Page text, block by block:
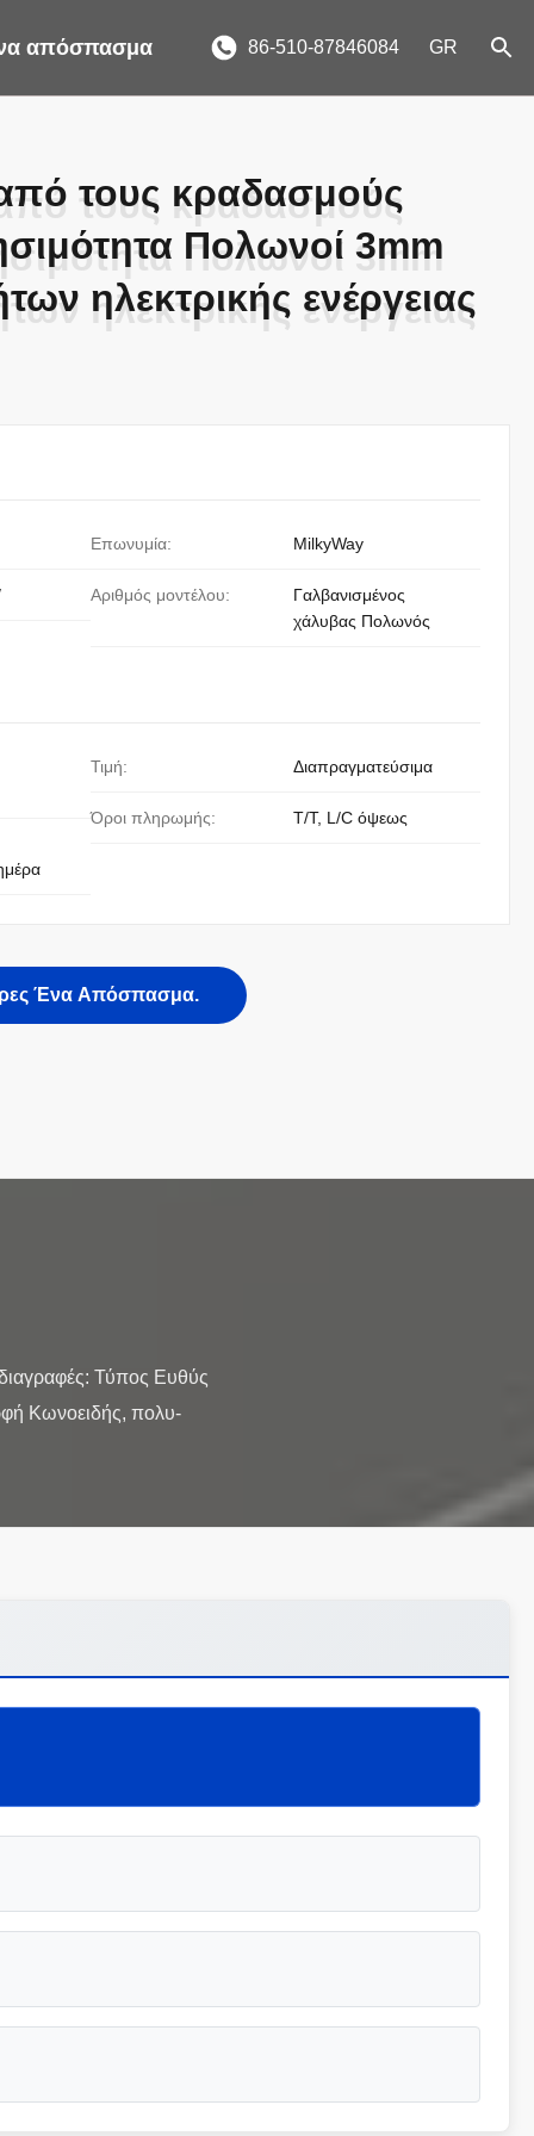
απόσπασμα 86-510-87846084 GR
τους κραδασμούς
Πολωνοί 3mm
ηλεκτρικής ενέργειας
τους κραδασμούς
Πολωνοί 3mm
ηλεκτρικής ενέργειας
Επωνυμία: MilkyWay
Αριθμός μοντέλου:
Γαλβανισμένος
χάλυβας Πολωνός
Τιμή: Διαπραγματεύσιμα
Όροι πληρωμής: T/T, L/C όψεως
Ένα Απόσπασμα.
Τύπος Ευθύς
Κωνοειδής, πολυ-